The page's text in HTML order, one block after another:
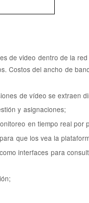
de video dentro de la
Costos del ancho de
de vídeo se extraen
y asignaciones;
en tiempo real
que los vea la
interfaces para